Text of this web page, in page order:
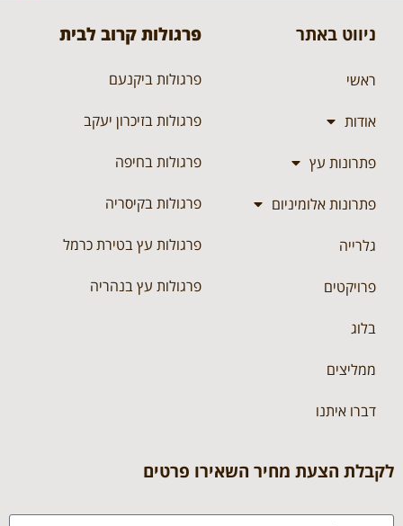
ניווט באתר
ראשי
אודות
פתרונות עץ
פתרונות אלומיניום
גלרייה
פרויקטים
בלוג
ממליצים
דברו איתנו
פרגולות קרוב לבית
פרגולות ביקנעם
פרגולות בזיכרון יעקב
פרגולות בחיפה
פרגולות בקיסריה
פרגולות עץ בטירת כרמל
פרגולות עץ בנהריה
לקבלת הצעת מחיר השאירו פרטים